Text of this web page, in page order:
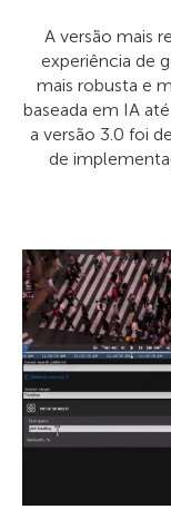
A versão mais
experiência de
mais robusta e
baseada em IA
a versão 3.0 foi
de